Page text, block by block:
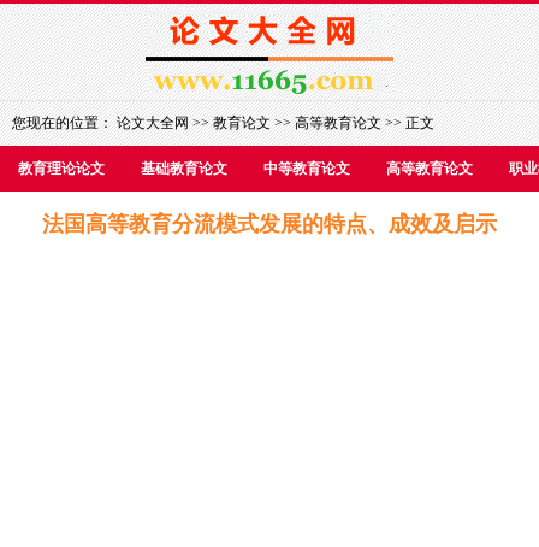
您现在的位置：论文大全网>>教育论文>>高等教育论文>> 正文
教育理论论文 基础教育论文 中等教育论文 高等教育论文 职
法国高等教育分流模式发展的特点、成效及启示